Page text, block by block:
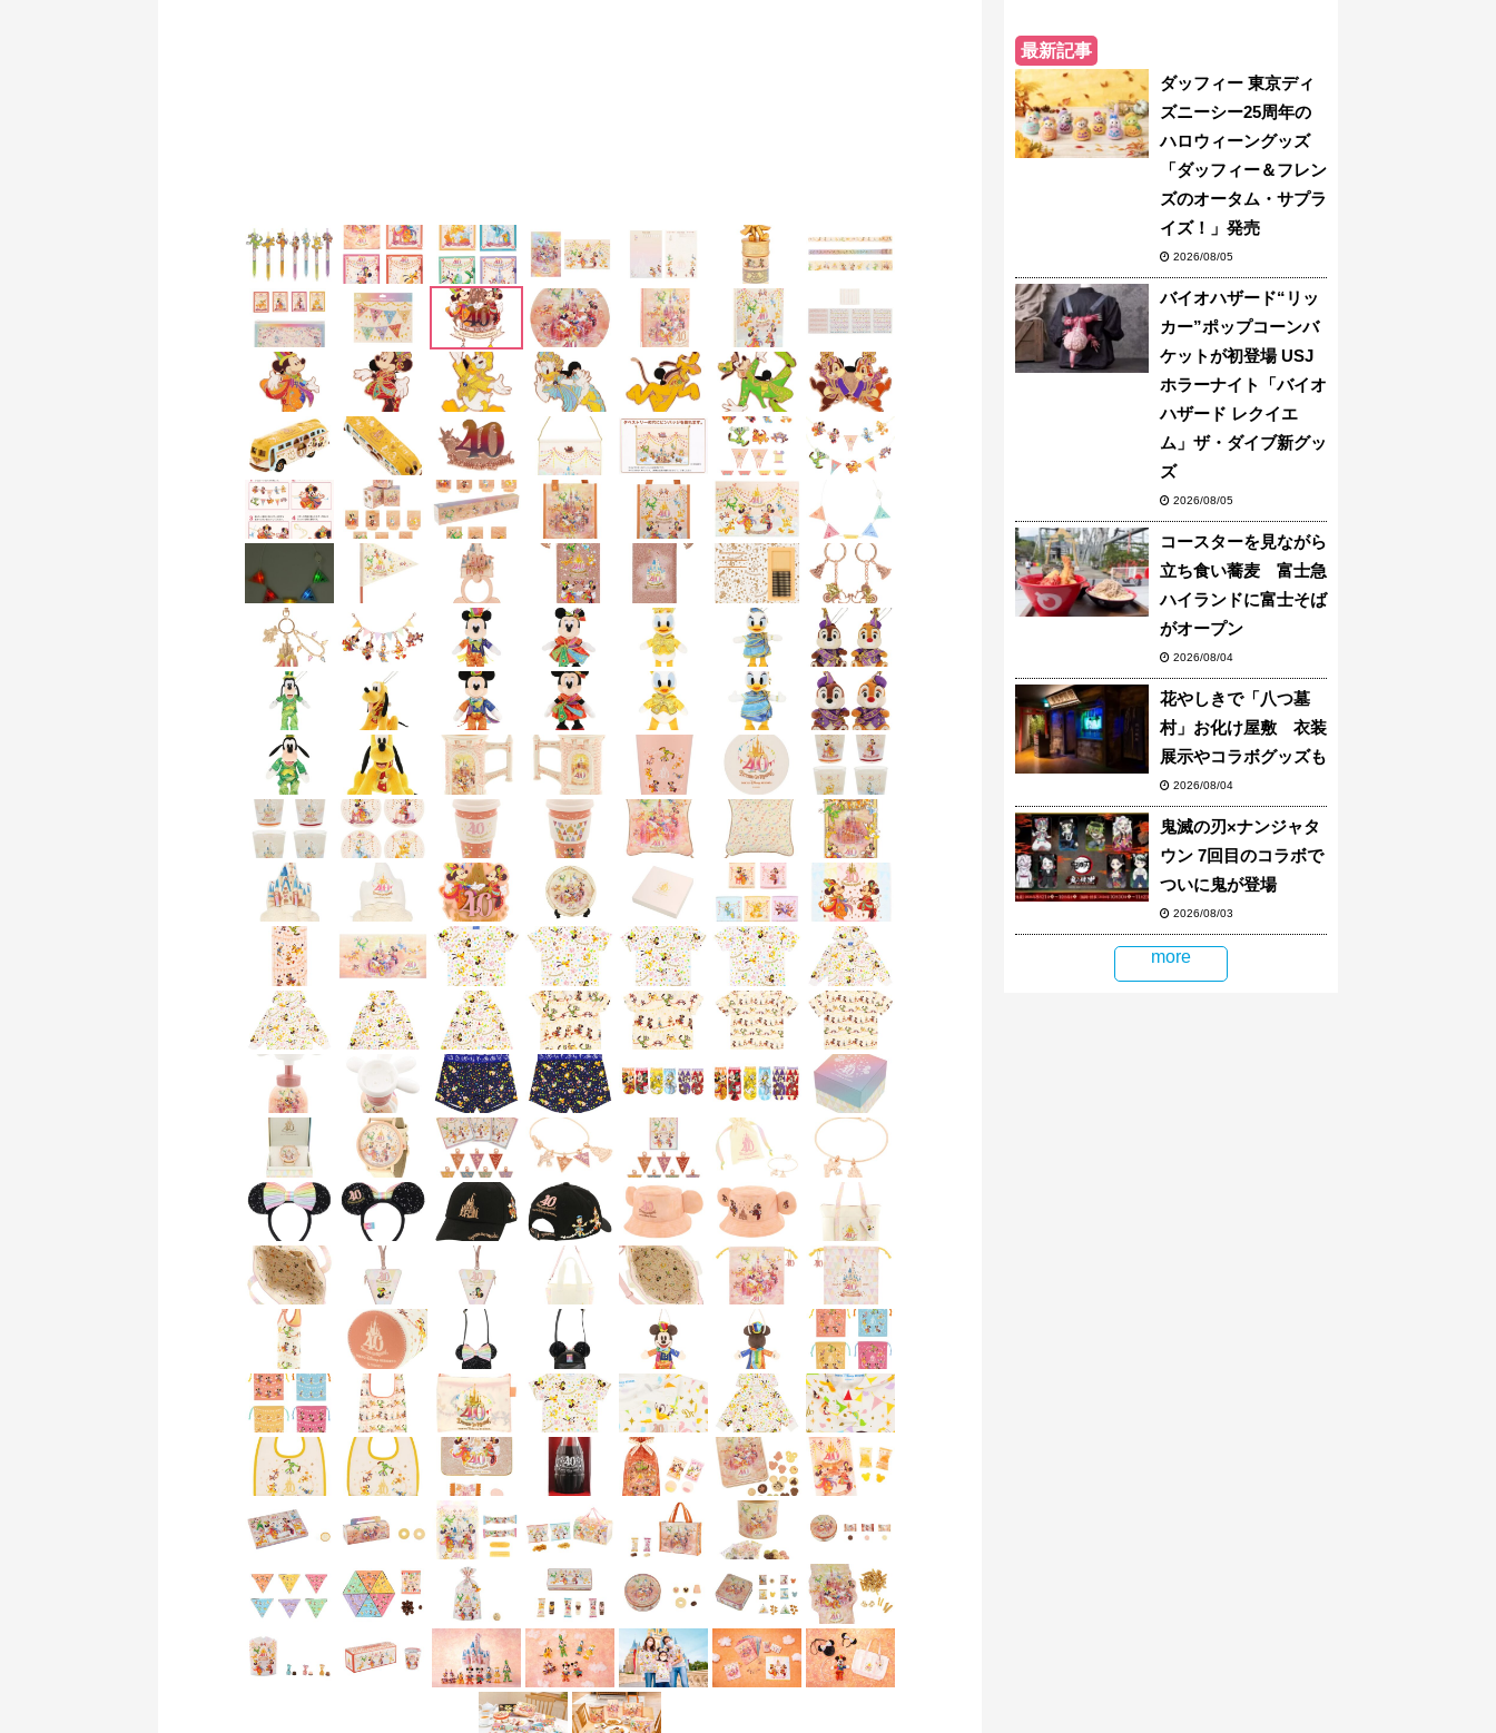
最新記事
ダッフィー 東京ディ
ズニーシー25周年の
ハロウィーングッズ
「ダッフィー＆フレン
ズのオータム・サプラ
イズ！」発売
2026/08/05
バイオハザード“リッ
カー”ポップコーンバ
ケットが初登場 USJ
ホラーナイト「バイオ
ハザード レクイエ
ム」ザ・ダイブ新グッ
ズ
2026/08/05
コースターを見ながら
立ち食い蕎麦 富士急
ハイランドに富士そば
がオープン
2026/08/04
花やしきで「八つ墓
村」お化け屋敷 衣装
展示やコラボグッズも
2026/08/04
鬼滅の刃×ナンジャタ
ウン 7回目のコラボで
ついに鬼が登場
2026/08/03
more